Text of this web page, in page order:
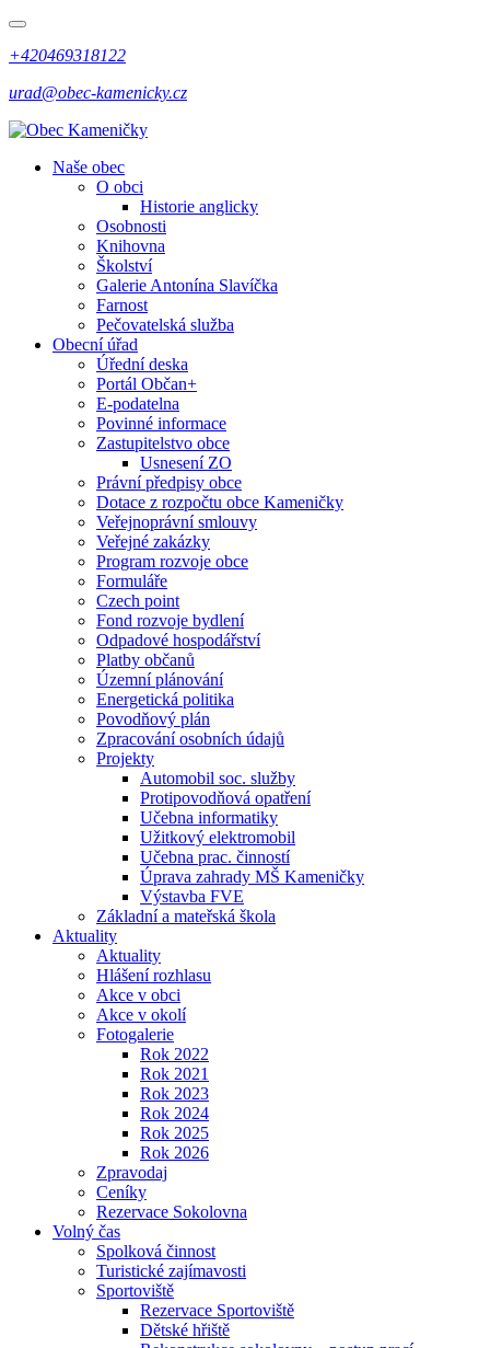
+420469318122
urad@obec-kamenicky.cz
Naše obec
O obci
Historie anglicky
Osobnosti
Knihovna
Školství
Galerie Antonína Slavíčka
Farnost
Pečovatelská služba
Obecní úřad
Úřední deska
Portál Občan+
E-podatelna
Povinné informace
Zastupitelstvo obce
Usnesení ZO
Právní předpisy obce
Dotace z rozpočtu obce Kameničky
Veřejnoprávní smlouvy
Veřejné zakázky
Program rozvoje obce
Formuláře
Czech point
Fond rozvoje bydlení
Odpadové hospodářství
Platby občanů
Územní plánování
Energetická politika
Povodňový plán
Zpracování osobních údajů
Projekty
Automobil soc. služby
Protipovodňová opatření
Učebna informatiky
Užitkový elektromobil
Učebna prac. činností
Úprava zahrady MŠ Kameničky
Výstavba FVE
Základní a mateřská škola
Aktuality
Aktuality
Hlášení rozhlasu
Akce v obci
Akce v okolí
Fotogalerie
Rok 2022
Rok 2021
Rok 2023
Rok 2024
Rok 2025
Rok 2026
Zpravodaj
Ceníky
Rezervace Sokolovna
Volný čas
Spolková činnost
Turistické zajímavosti
Sportoviště
Rezervace Sportoviště
Dětské hřiště